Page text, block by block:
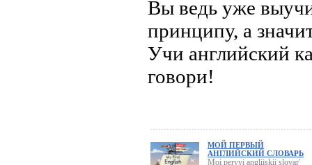
Вы ведь уже
принципу, а
Учи английский
говори!
МОЙ ПЕРВЫЙ
АНГЛИЙСКИЙ СЛОВАРЬ
Moi pervyi angliiskii slovar'